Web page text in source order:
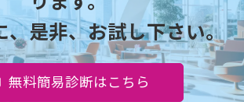
、是非、お試し下さい。
無料簡易診断はこちら